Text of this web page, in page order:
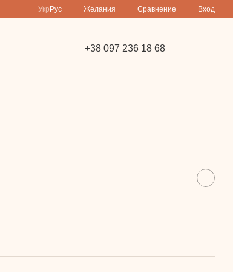
Укр Рус Желания Сравнение Вход
+38 097 236 18 68